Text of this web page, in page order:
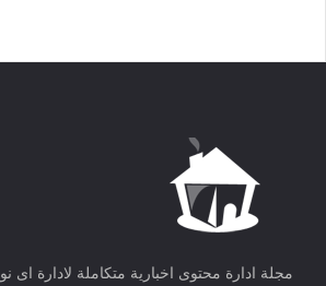
مجلة ادارة محتوى اخبارية متكاملة لادارة اى